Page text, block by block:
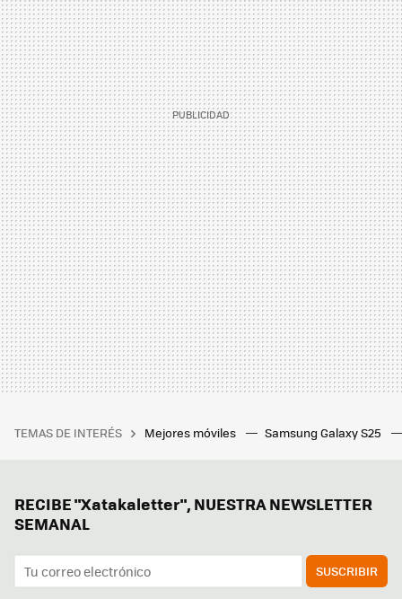
TEMAS DE INTERÉS Mejores móviles Samsung Galaxy S25
RECIBE "Xatakaletter", NUESTRA NEWSLETTER
SEMANAL
SUSCRIBIR